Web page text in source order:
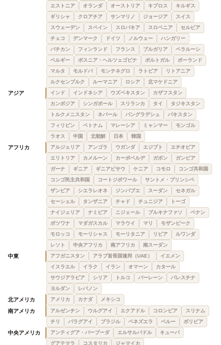
エストニア
オランダ オーストリア キプロス
キルギス
ギリシャ
クロアチア サンマリノ ジョージア
スイス
スウェーデン
スペイン スロバキア スロベニア
セルビア
チェコ
デンマーク ドイツ ノルウェー
ハンガリー
バチカン
フィンランド フランス ブルガリア
ベラルーシ
ベルギー
ボスニア・ヘルツェゴビナ ポルトガル
ポーランド
マルタ
モルドバ モンテネグロ ラトビア
リトアニア
ルクセンブルク
ルーマニア ロシア 北マケドニア
アジア インド インドネシア ウズベキスタン
カザフスタン
カンボジア
シンガポール スリランカ タイ
タジキスタン
トルクメニスタン
ネパール バングラデシュ
パキスタン
フィリピン
ベトナム マレーシア ミャンマー
モンゴル
ラオス
中国 北朝鮮 日本 韓国
アフリカ アルジェリア アンゴラ ウガンダ エジプト
エチオピア
エリトリア
カメルーン カーボベルデ ガボン
ガンビア
ガーナ
ギニア ギニアビサウ ケニア コモロ
コンゴ共和国
コンゴ民主共和国
コートジボワール
サントメ・プリンシペ
ザンビア
シエラレオネ ジンバブエ スーダン
セネガル
セーシェル
タンザニア チャド チュニジア
トーゴ
ナイジェリア
ナミビア ニジェール ブルキナファソ
ベナン
ボツワナ
マダガスカル マラウイ マリ
モザンビーク
モロッコ
モーリシャス モーリタニア リビア
ルワンダ
レソト
中央アフリカ 南アフリカ 南スーダン
中東 アフガニスタン アラブ首長国連邦（UAE）
イエメン
イスラエル
イラク イラン オマーン
カタール
サウジアラビア
シリア トルコ バーレーン
パレスチナ
ヨルダン
レバノン
北アメリカ アメリカ カナダ メキシコ
南アメリカ アルゼンチン ウルグアイ エクアドル コロンビア
スリナム
チリ
パラグアイ ブラジル ベネズエラ ペルー ボリビア
中央アメリカ アンティグア・バーブーダ エルサルバドル
キューバ
グアテマラ
コスタリカ ジャマイカ